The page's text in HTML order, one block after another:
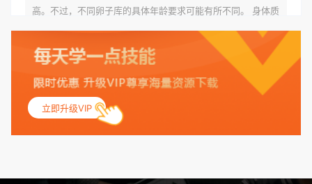
高。不过，不同卵子库的具体年龄要求可能有所不同。 身体质
量指数（BMI）：捐赠者的BMI通常需要在正常范围内，以确
保其身体健康状况良好。过高的BMI可能与多种健康问题相关
联，包括不孕症和妊娠并发症。 生殖健康：捐赠者需要有规律
的月经期，无生殖障碍或异常问题。此外，还需要进行详细的
妇科检查，以确保其生殖系统的健康。 遗传病史与家族病史：
捐赠者及其家庭成员需要无严重的遗传病史、精神病史和传染
病史。这通常需要通过基因检测、家族史调查和医疗记录审查
立即升级VIP